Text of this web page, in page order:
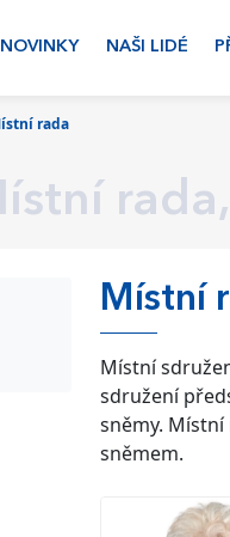
NOVINKY NAŠI LIDÉ
rada
Místní
Místní
sdružení
sněmy.
sněmem.